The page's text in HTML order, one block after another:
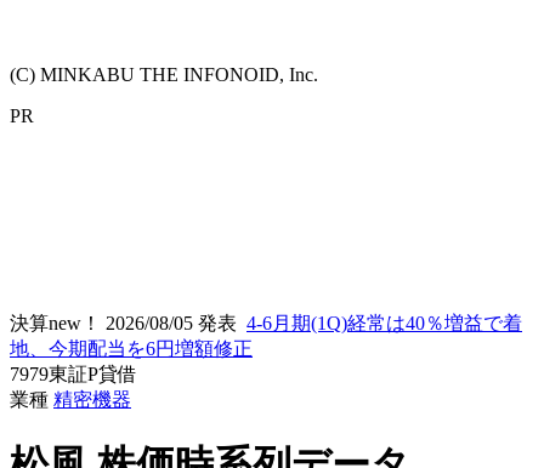
(C) MINKABU THE INFONOID, Inc.
PR
決算new！ 2026/08/05 発表 4-6月期(1Q)経常は40％増益で着
地、今期配当を6円増額修正
7979東証P貸借
業種 精密機器